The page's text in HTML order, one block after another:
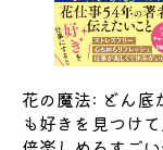
花の魔法: どん底
も好きを見つけ